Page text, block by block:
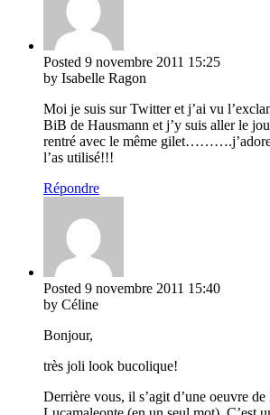
Posted 9 novembre 2011 15:25
by Isabelle Ragon
Moi je suis sur Twitter et j’ai vu
BiB de Hausmann et j’y suis aller le
rentré avec le même
l’as utilisé!!!
Répondre
Posted 9 novembre 2011 15:40
by Céline
Bonjour,
très joli look bucolique!
Derrière vous, il s’agit d’une oeuvre de